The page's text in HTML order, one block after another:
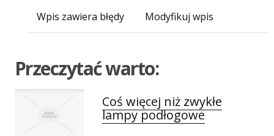
Imprezy Integracyjne
Hobby
Produkcja
Informatyczne
Restauracje, Catering
Fotografia
Wpis zawiera błędy Modyfikuj wpis
Przeczytać warto:
Coś więcej niż zwykłe
lampy podłogowe